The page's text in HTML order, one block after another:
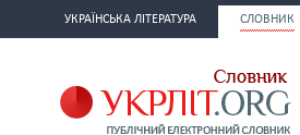
УКРАЇНСЬКА ЛІТЕРАТУРА СЛОВНИК